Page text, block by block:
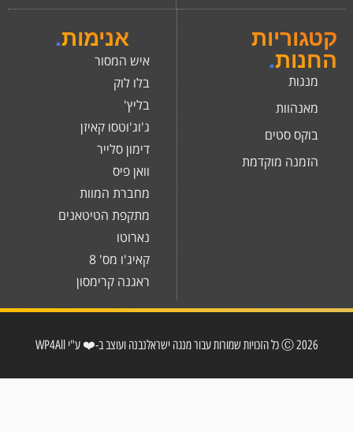
קטגוריות
החנות.
מנגות
מאנהוות
בוקס סטים
הזמנה מוקדמת
אנימות.
איש המסור
בלו לוק
בליץ'
ג'וג'וטסו קאיזן
דימון סלייר
וואן פיס
מחברת המוות
מתקפת הטיטאנים
נארוטו
קאיג'ו מס' 8
ראגנה קרימסון
2026 Ⓒ כל הזכויות שמורות עבור מנגה ישראל נבנה ועוצב ב-❤️ ע"י WP4All